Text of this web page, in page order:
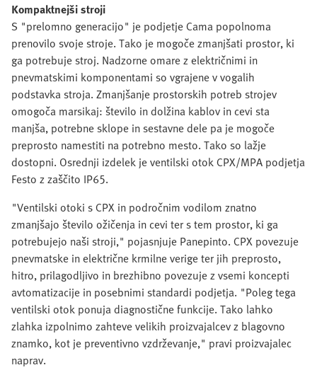
Kompaktnejši stroji
S "prelomno generacijo" je podjetje Cama popolnoma
prenovilo svoje stroje. Tako je mogoče zmanjšati prostor, ki
ga potrebuje stroj. Nadzorne omare z električnimi in
pnevmatskimi komponentami so vgrajene v vogalih
podstavka stroja. Zmanjšanje prostorskih potreb strojev
omogoča marsikaj: število in dolžina kablov in cevi sta
manjša, potrebne sklope in sestavne dele pa je mogoče
preprosto namestiti na potrebno mesto. Tako so lažje
dostopni. Osrednji izdelek je ventilski otok CPX/MPA podjetja
Festo z zaščito IP65.
"Ventilski otoki s CPX in področnim vodilom znatno
zmanjšajo število ožičenja in cevi ter s tem prostor, ki ga
potrebujejo naši stroji," pojasnjuje Panepinto. CPX povezuje
pnevmatske in električne krmilne verige ter jih preprosto,
hitro, prilagodljivo in brezhibno povezuje z vsemi koncepti
avtomatizacije in posebnimi standardi podjetja. "Poleg tega
ventilski otok ponuja diagnostične funkcije. Tako lahko
zlahka izpolnimo zahteve velikih proizvajalcev z blagovno
znamko, kot je preventivno vzdrževanje," pravi proizvajalec
naprav.